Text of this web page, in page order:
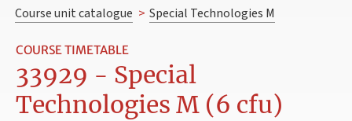
Course unit catalogue > Special Technologies M
COURSE TIMETABLE
33929 - Special
Technologies M (6 cfu)